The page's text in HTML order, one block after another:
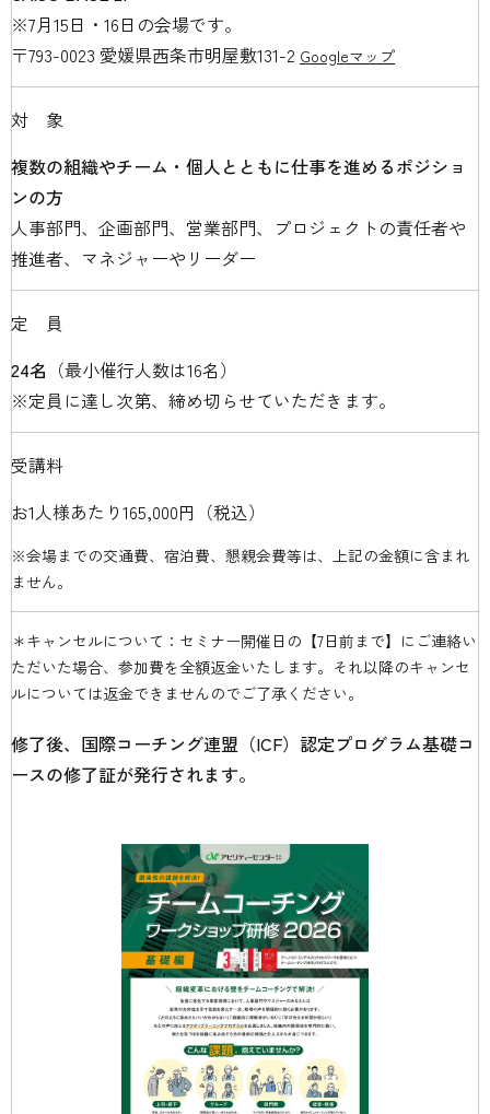
※7月15日・16日の会場です。
〒793-0023 愛媛県西条市明屋敷131-2 Googleマップ
対象
複数の組織やチーム・個人とともに仕事を進めるポジショ
ンの方
人事部門、企画部門、営業部門、プロジェクトの責任者や
推進者、マネジャーやリーダー
定員
24名 （最小催行人数は16名）
※定員に達し次第、締め切らせていただきます。
受講料
お1人様あたり165,000円（税込）
※会場までの交通費、宿泊費、懇親会費等は、上記の金額に含まれ
ません。
＊キャンセルについて：セミナー開催日の【7日前まで】にご連絡い
ただいた場合、参加費を全額返金いたします。それ以降のキャンセ
ルについては返金できませんのでご了承ください。
修了後、国際コーチング連盟（ICF）認定プログラム基礎コ
ースの修了証が発行されます。